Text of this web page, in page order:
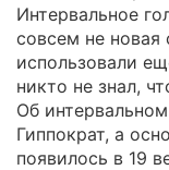
Интервальное
совсем не новая
использовали
никто не знал,
Об
Гиппократ, а
появилось в 19